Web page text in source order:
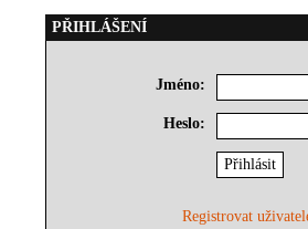
PŘIHLÁŠENÍ
Jméno:
Heslo:
Registrovat